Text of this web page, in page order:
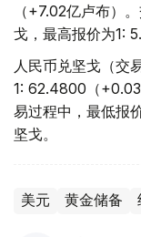
（+7.02亿卢布）
戈，最高报价为1:
人民币兑坚戈（交
1: 62.4800（
易过程中，最低报
坚戈。
美元 黄金储备